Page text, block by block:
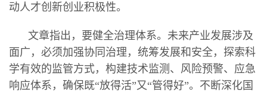
动人才创新创业积极性。
文章指出，要健全治理体系。未来产业发展涉及
面广，必须加强协同治理，统筹发展和安全，探索科
学有效的监管方式，构建技术监测、风险预警、应急
响应体系，确保既“放得活”又“管得好”。不断深化国